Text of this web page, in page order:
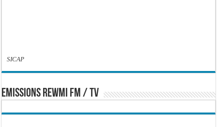
SICAP
EMISSIONS REWMI FM / TV